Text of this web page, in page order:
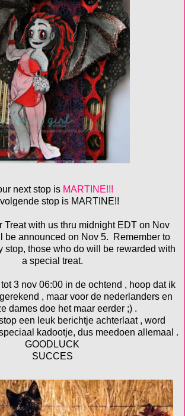
next stop is MARTINE!!!
stop is MARTINE!!
Treat with us thru midnight EDT on Nov
be announced on Nov 5. Remember to
stop, those who do will be rewarded with
a special treat.
3 nov 06:00 in de ochtend , hoop dat ik
, maar voor de nederlanders en
dames doe het maar eerder ;) .
een leuk berichtje achterlaat , word
kadootje, dus meedoen allemaal .
GOODLUCK
SUCCES